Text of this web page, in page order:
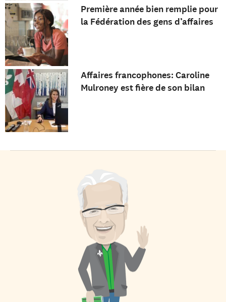
Première année bien remplie pour
la Fédération des gens d’affaires
Affaires francophones: Caroline
Mulroney est fière de son bilan